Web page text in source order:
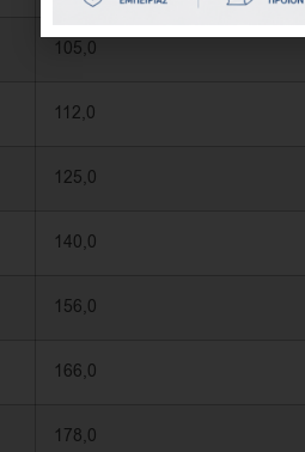
105,0
112,0
125,0
140,0
156,0
166,0
178,0